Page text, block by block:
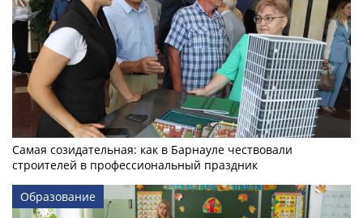
Самая созидательная: как в Барнауле чествовали
строителей в профессиональный праздник
Образование